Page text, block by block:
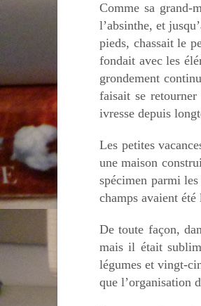
Comme sa grand-
l’absinthe, et
pieds, chassait le
fondait avec les
grondement
faisait se
ivresse depuis
Les petites
une maison
spécimen parmi
champs avaient
De toute façon,
mais il était
légumes et vingt-
que l’organisation